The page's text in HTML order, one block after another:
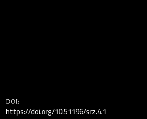
DOI:
https://doi.org/10.51196/srz.4.1